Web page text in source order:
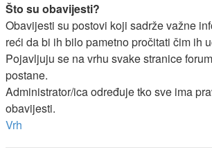
Što su obavijesti?
Obavijesti su postovi koji sadrže važne
reći da bi ih bilo pametno pročitati čim ih
Pojavljuju se na vrhu svake stranice
postane.
Administrator/ica određuje tko sve ima
obavijesti.
Vrh